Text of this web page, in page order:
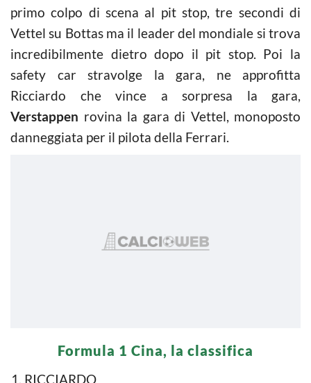
primo colpo di scena al pit stop, tre secondi di
Vettel su Bottas ma il leader del mondiale si trova
incredibilmente dietro dopo il pit stop. Poi la
safety car stravolge la gara, ne approfitta
Ricciardo che vince a sorpresa la gara,
Verstappen rovina la gara di Vettel, monoposto
danneggiata per il pilota della Ferrari.
Formula 1 Cina, la classifica
RICCIARDO